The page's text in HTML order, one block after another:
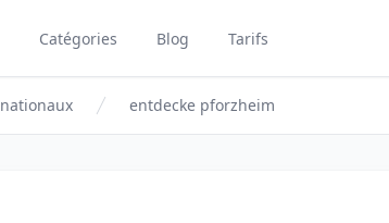
Catégories Blog Tarifs
entdecke pforzheim